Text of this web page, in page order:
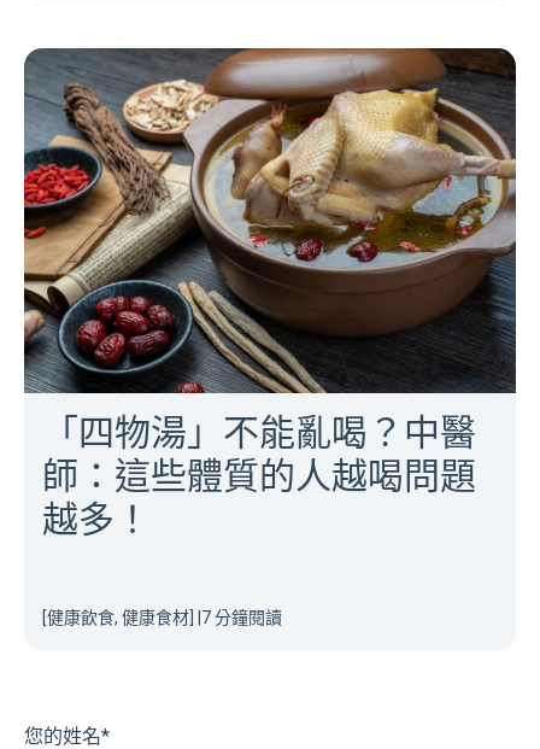
「四物湯」不能亂喝？中醫
師：這些體質的人越喝問題
越多！
[健康飲食, 健康食材] 7 分鐘閱讀
您的姓名*